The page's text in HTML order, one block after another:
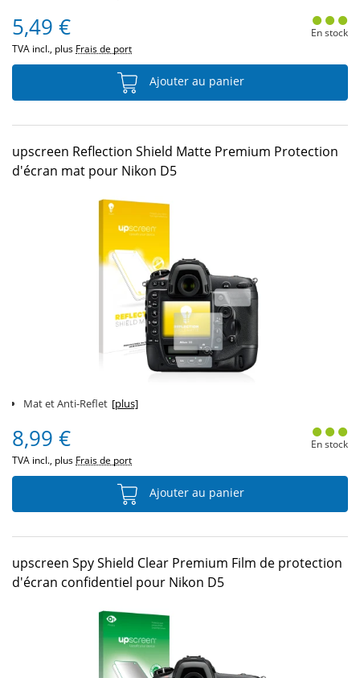
5,49 €
TVA incl., plus Frais de port
En stock
Ajouter au panier
upscreen Reflection Shield Matte Premium Protection
d'écran mat pour Nikon D5
Mat et Anti-Reflet [plus]
8,99 €
TVA incl., plus Frais de port
En stock
Ajouter au panier
upscreen Spy Shield Clear Premium Film de protection
d'écran confidentiel pour Nikon D5